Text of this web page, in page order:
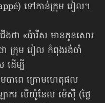
ទៅកាន់ក្រុម រៀល។
ថា «ប៉ារីស មានកូនសោរ
ា ក្រុម រៀល កំពុងរង់ចាំ​
ដើម្បី
ាពេ ក្រោម​ហេតុផល​
ាករ លីយ៉ូនែល ម៉េស៊ី (ថ្លៃ